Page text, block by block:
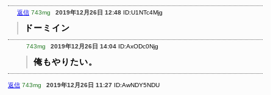
返信 743mg 2019年12月26日 12:48 ID:U1NTc4Mjg
ドーミイン
743mg 2019年12月26日 14:04 ID:AxODc0Njg
俺もやりたい。
返信 743mg 2019年12月26日 11:27 ID:AwNDY5NDU